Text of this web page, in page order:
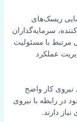
ریسک‌های
سرمایه‌گذاران
مرتبط با مسئولیت
عملکرد
کار واضح
در رابطه با نیروی
دارند.